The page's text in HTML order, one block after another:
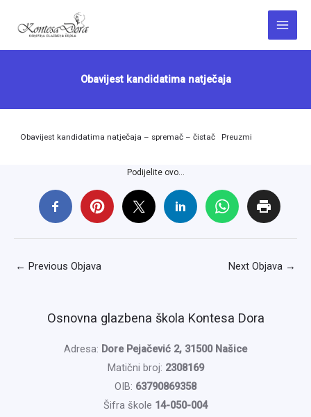
Main
Obavijest kandidatima natječaja
Obavijest kandidatima natječaja – spremač – čistač Preuzmi
Podijelite ovo...
← Previous Objava Next Objava →
Osnovna glazbena škola Kontesa Dora
Adresa: Dore Pejačević 2, 31500 Našice
Matični broj: 2308169
OIB: 63790869358
Šifra škole 14-050-004